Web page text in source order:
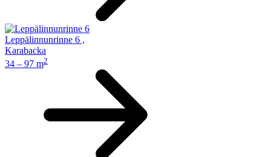
Leppälinnunrinne 6 ,
Karabacka
34 – 97 m2